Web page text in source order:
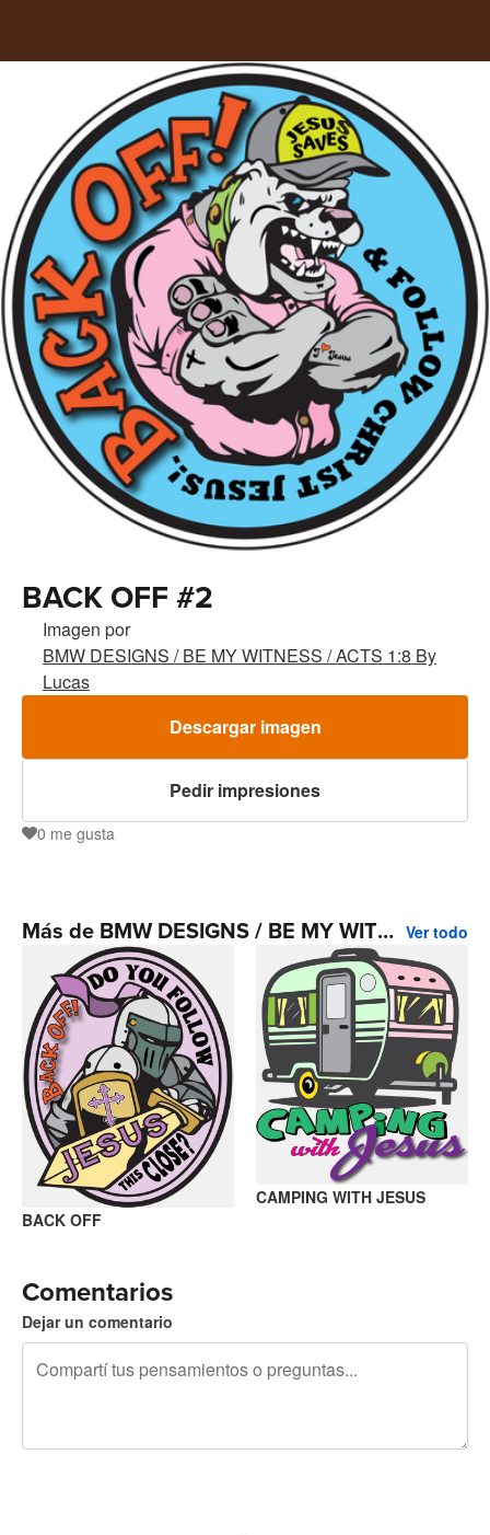
BACK OFF #2
Imagen por
BMW DESIGNS / BE MY WITNESS / ACTS 1:8 By
Lucas
Descargar imagen
Pedir impresiones
0 me gusta
Más de BMW DESIGNS / BE MY WITNESS / ACTS 1:8 By Lucas Ver todo
BACK OFF
CAMPING WITH JESUS
Comentarios
Dejar un comentario